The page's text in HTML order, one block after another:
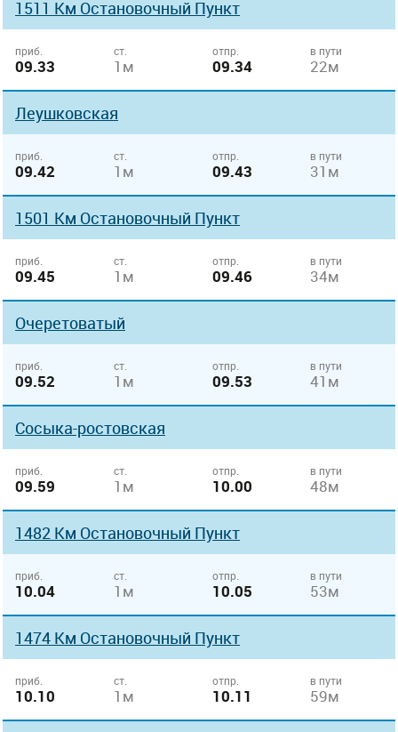
1511 Км Остановочный Пункт
приб.
09.33
ст.
1м
отпр.
09.34
в пути
22м
Леушковская
приб.
09.42
ст.
1м
отпр.
09.43
в пути
31м
1501 Км Остановочный Пункт
приб.
09.45
ст.
1м
отпр.
09.46
в пути
34м
Очеретоватый
приб.
09.52
ст.
1м
отпр.
09.53
в пути
41м
Сосыка-ростовская
приб.
09.59
ст.
1м
отпр.
10.00
в пути
48м
1482 Км Остановочный Пункт
приб.
10.04
ст.
1м
отпр.
10.05
в пути
53м
1474 Км Остановочный Пункт
приб.
10.10
ст.
1м
отпр.
10.11
в пути
59м